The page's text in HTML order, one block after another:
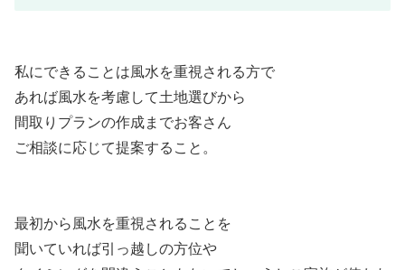
私にできることは風水を重視される方で
あれば風水を考慮して土地選びから
間取りプランの作成までお客さん
ご相談に応じて提案すること。
最初から風水を重視されることを
聞いていれば引っ越しの方位や